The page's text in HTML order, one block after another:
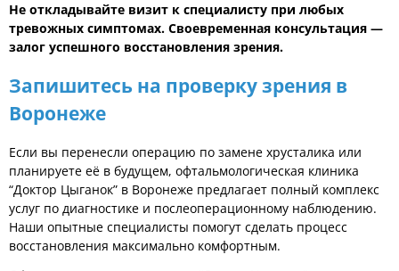
Не откладывайте визит к специалисту при любых
тревожных симптомах. Своевременная консультация —
залог успешного восстановления зрения.
Запишитесь на проверку зрения в
Воронеже
Если вы перенесли операцию по замене хрусталика или
планируете её в будущем, офтальмологическая клиника
“Доктор Цыганок” в Воронеже предлагает полный комплекс
услуг по диагностике и послеоперационному наблюдению.
Наши опытные специалисты помогут сделать процесс
восстановления максимально комфортным.